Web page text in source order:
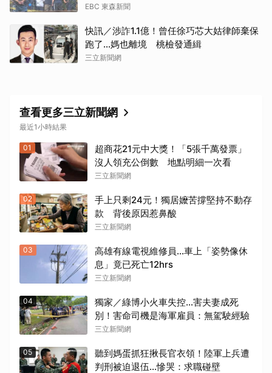
EBC 東森新聞
快訊／涉詐1.1億！曾任徐巧芯大姑律師棄保
跑了…媽也離境 桃檢發通緝
三立新聞網
查看更多三立新聞網
最近1小時結果
01
超商花21元中大獎！「5張千萬發票」
沒人領充公倒數 地點明細一次看
三立新聞網
02
手上只剩24元！獨居嬤苦撐堅持不動存
款 背後原因惹鼻酸
三立新聞網
03
高雄有線電視維修員…車上「姿勢像休
息」竟已死亡12hrs
三立新聞網
04
獨家／綠博小火車失控…害夫妻成死
別！害命司機是海軍雇員：無駕駛經驗
三立新聞網
05
聽到媽蛋抓狂揪長官衣領！陸軍上兵遭
判刑被迫退伍…慘哭：求職碰壁